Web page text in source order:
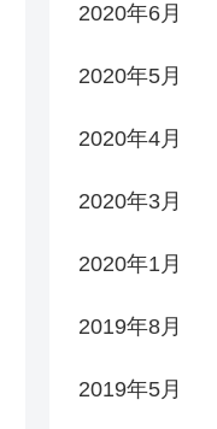
2020年6月
2020年5月
2020年4月
2020年3月
2020年1月
2019年8月
2019年5月